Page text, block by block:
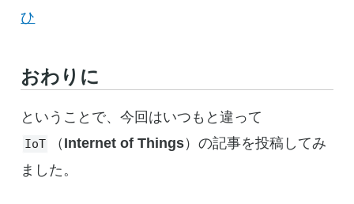
ひ
おわりに
ということで、今回はいつもと違って
IoT （ Internet of Things）の記事を投稿してみ
ました。